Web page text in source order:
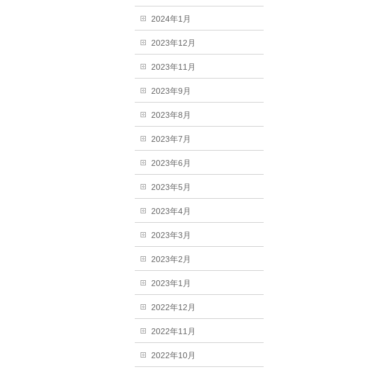
2024年1月
2023年12月
2023年11月
2023年9月
2023年8月
2023年7月
2023年6月
2023年5月
2023年4月
2023年3月
2023年2月
2023年1月
2022年12月
2022年11月
2022年10月